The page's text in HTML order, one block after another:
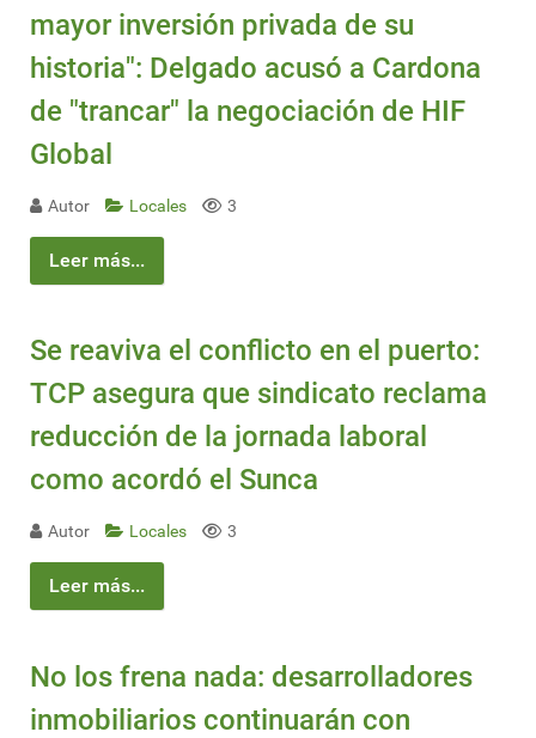
mayor inversión privada de su
historia": Delgado acusó a Cardona
de "trancar" la negociación de HIF
Global
Autor Locales 3
Leer más...
Se reaviva el conflicto en el puerto:
TCP asegura que sindicato reclama
reducción de la jornada laboral
como acordó el Sunca
Autor Locales 3
Leer más...
No los frena nada: desarrolladores
inmobiliarios continuarán con